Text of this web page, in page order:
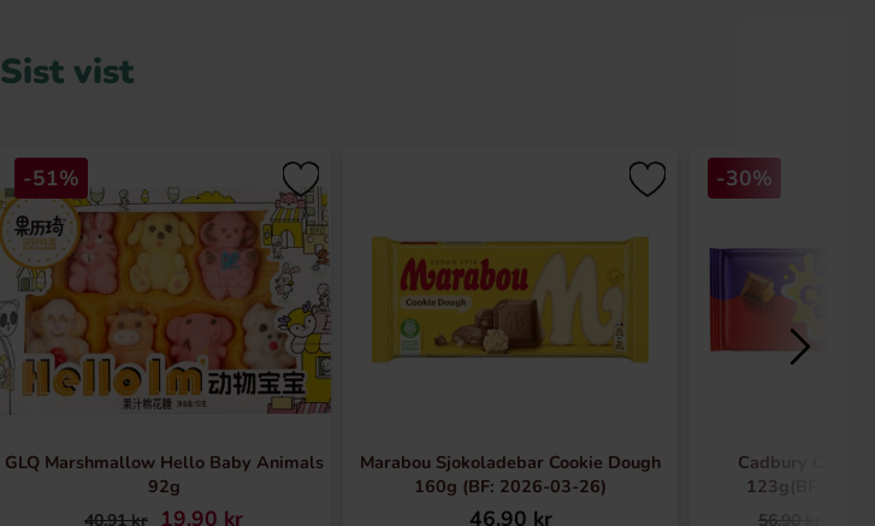
Sist vist
-51%
GLQ Marshmallow Hello Baby Animals
92g
40.91 kr 19.90 kr
Marabou Sjokoladebar Cookie Dough
160g (BF: 2026-03-26)
46.90 kr
-30%
Cadbury Creme
56.90 kr